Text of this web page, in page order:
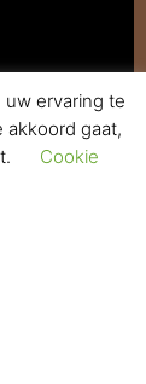
ervaring te
akkoord gaat,
Cookie